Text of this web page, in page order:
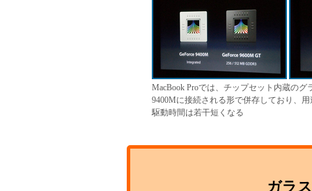
MacBook Proでは、チップセット内蔵の
9400Mに接続される形で併存しており、
駆動時間は若干短くなる
ガラ